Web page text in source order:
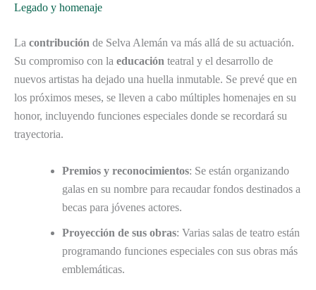
Legado y homenaje
La contribución de Selva Alemán va más allá de su actuación.
Su compromiso con la educación teatral y el desarrollo de
nuevos artistas ha dejado una huella inmutable. Se prevé que en
los próximos meses, se lleven a cabo múltiples homenajes en su
honor, incluyendo funciones especiales donde se recordará su
trayectoria.
Premios y reconocimientos: Se están organizando
galas en su nombre para recaudar fondos destinados a
becas para jóvenes actores.
Proyección de sus obras: Varias salas de teatro están
programando funciones especiales con sus obras más
emblemáticas.